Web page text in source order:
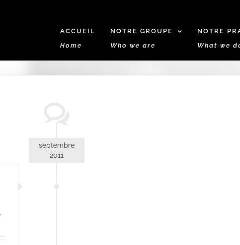
ACCUEIL
Home
NOTRE GROUPE
Who we are
NOTRE
What we
septembre
2011